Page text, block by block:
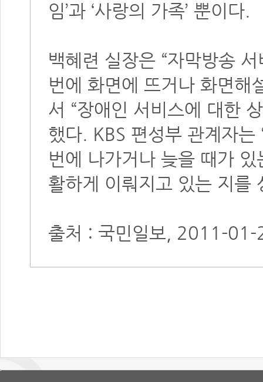
임’과 ‘사랑의 가족’ 뿐이다.
백혜련 실장은 “자막방송
번에 화면에 뜨거나 화면해
서 “장애인 서비스에 대한
했다. KBS 편성부 관계자
번에 나가거나 늦을 때가
활하게 이뤄지고 있는 지를
출처 : 국민일보, 2011-